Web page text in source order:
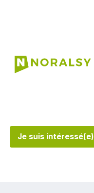
NPH300
Je suis intéressé(e)